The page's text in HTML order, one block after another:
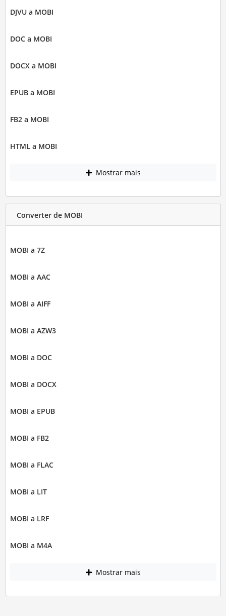
DJVU a MOBI
DOC a MOBI
DOCX a MOBI
EPUB a MOBI
FB2 a MOBI
HTML a MOBI
Mostrar mais
Converter de MOBI
MOBI a 7Z
MOBI a AAC
MOBI a AIFF
MOBI a AZW3
MOBI a DOC
MOBI a DOCX
MOBI a EPUB
MOBI a FB2
MOBI a FLAC
MOBI a LIT
MOBI a LRF
MOBI a M4A
Mostrar mais